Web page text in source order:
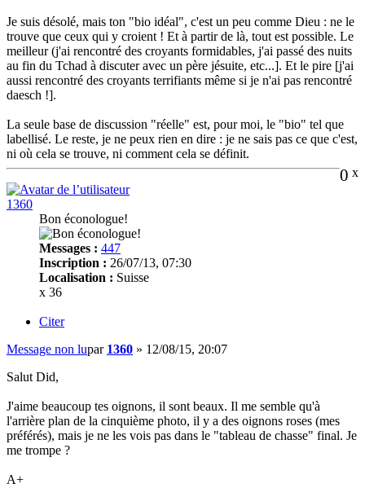
Je suis désolé, mais ton "bio idéal", c'est un peu comme Dieu : ne le
trouve que ceux qui y croient ! Et à partir de là, tout est possible. Le
meilleur (j'ai rencontré des croyants formidables, j'ai passé des nuits
au fin du Tchad à discuter avec un père jésuite, etc...]. Et le pire [j'ai
aussi rencontré des croyants terrifiants même si je n'ai pas rencontré
daesch !].
La seule base de discussion "réelle" est, pour moi, le "bio" tel que
labellisé. Le reste, je ne peux rien en dire : je ne sais pas ce que c'est,
ni où cela se trouve, ni comment cela se définit.
0 x
1360
Bon éconologue!
Messages : 447
Inscription : 26/07/13, 07:30
Localisation : Suisse
x 36
Citer
Message non lupar 1360 » 12/08/15, 20:07
Salut Did,
J'aime beaucoup tes oignons, il sont beaux. Il me semble qu'à
l'arrière plan de la cinquième photo, il y a des oignons roses (mes
préférés), mais je ne les vois pas dans le "tableau de chasse" final. Je
me trompe ?
A+